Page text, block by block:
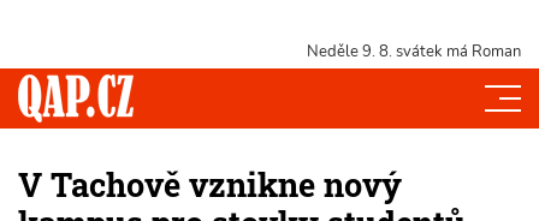
Neděle 9. 8. svátek má Roman
V Tachově vznikne nový